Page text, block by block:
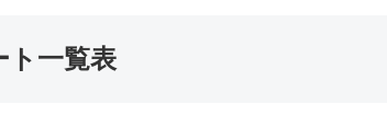
ト一覧表